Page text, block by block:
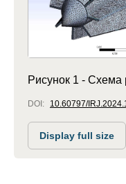
Рисунок 1 - Схема
DOI: 10.60797/
Display full size